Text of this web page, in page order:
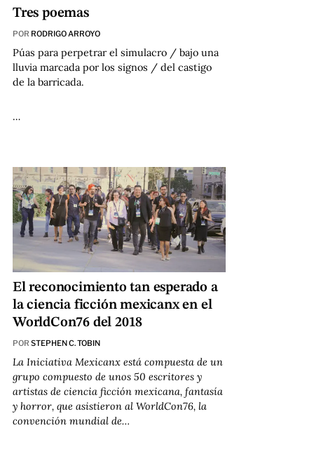
Tres poemas
POR RODRIGO ARROYO
Púas para perpetrar el simulacro / bajo una
lluvia marcada por los signos / del castigo
de la barricada.
…
El reconocimiento tan esperado a
la ciencia ficción mexicanx en el
WorldCon76 del 2018
POR STEPHEN C. TOBIN
La Iniciativa Mexicanx está compuesta de un
grupo compuesto de unos 50 escritores y
artistas de ciencia ficción mexicana, fantasía
y horror, que asistieron al WorldCon76, la
convención mundial de…